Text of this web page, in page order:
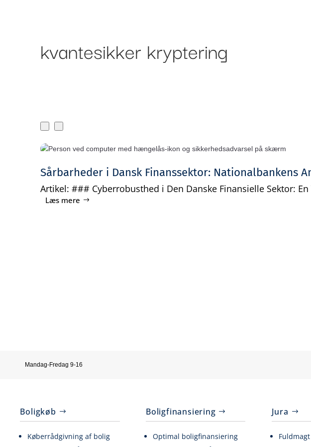
kvantesikker kryptering
Sårbarheder i Dansk Finanssektor: Nationalbankens
Artikel: ### Cyberrobusthed i Den Danske Finansielle Sektor:
Læs mere
Mandag-Fredag 9-16
Boligkøb
Køberrådgivning af bolig
Boligfinansiering
Optimal boligfinansiering
Jura
Fuldmagt